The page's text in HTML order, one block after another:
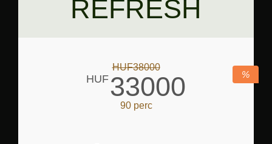
REFRESH
HUF38000
HUF 33000
90 perc
%